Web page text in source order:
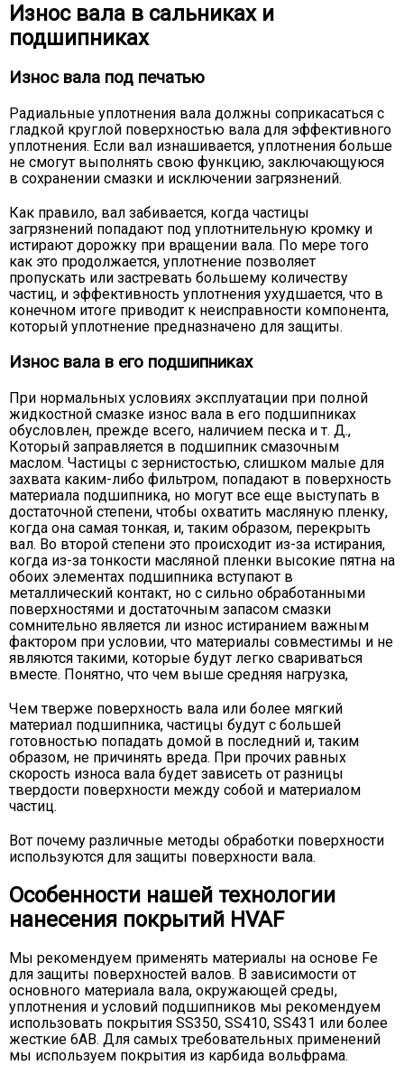
Износ вала в сальниках и
подшипниках
Износ вала под печатью
Радиальные уплотнения вала должны соприкасаться с
гладкой круглой поверхностью вала для эффективного
уплотнения. Если вал изнашивается, уплотнения больше
не смогут выполнять свою функцию, заключающуюся
в сохранении смазки и исключении загрязнений.
Как правило, вал забивается, когда частицы
загрязнений попадают под уплотнительную кромку и
истирают дорожку при вращении вала. По мере того
как это продолжается, уплотнение позволяет
пропускать или застревать большему количеству
частиц, и эффективность уплотнения ухудшается, что в
конечном итоге приводит к неисправности компонента,
который уплотнение предназначено для защиты.
Износ вала в его подшипниках
При нормальных условиях эксплуатации при полной
жидкостной смазке износ вала в его подшипниках
обусловлен, прежде всего, наличием песка и т. Д.,
Который заправляется в подшипник смазочным
маслом. Частицы с зернистостью, слишком малые для
захвата каким-либо фильтром, попадают в поверхность
материала подшипника, но могут все еще выступать в
достаточной степени, чтобы охватить масляную пленку,
когда она самая тонкая, и, таким образом, перекрыть
вал. Во второй степени это происходит из-за истирания,
когда из-за тонкости масляной пленки высокие пятна на
обоих элементах подшипника вступают в
металлический контакт, но с сильно обработанными
поверхностями и достаточным запасом смазки
сомнительно является ли износ истиранием важным
фактором при условии, что материалы совместимы и не
являются такими, которые будут легко свариваться
вместе. Понятно, что чем выше средняя нагрузка,
Чем тверже поверхность вала или более мягкий
материал подшипника, частицы будут с большей
готовностью попадать домой в последний и, таким
образом, не причинять вреда. При прочих равных
скорость износа вала будет зависеть от разницы
твердости поверхности между собой и материалом
частиц.
Вот почему различные методы обработки поверхности
используются для защиты поверхности вала.
Особенности нашей технологии
нанесения покрытий HVAF
Мы рекомендуем применять материалы на основе Fe
для защиты поверхностей валов. В зависимости от
основного материала вала, окружающей среды,
уплотнения и условий подшипников мы рекомендуем
использовать покрытия SS350, SS410, SS431 или более
жесткие 6AB. Для самых требовательных применений
мы используем покрытия из карбида вольфрама.